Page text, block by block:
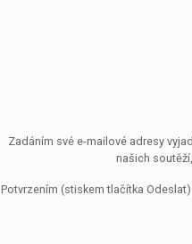
Zadáním své e-mailové adresy
našich
Potvrzením (stiskem tlačítka